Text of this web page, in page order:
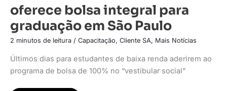
oferece bolsa integral para
graduação em São Paulo
2 minutos de leitura / Capacitação, Cliente SA, Mais Notícias
Últimos dias para estudantes de baixa renda aderirem ao
programa de bolsa de 100% no “vestibular social”